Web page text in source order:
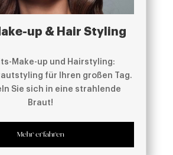
up & Hair Styling
Make-up und Hairstyling:
für Ihren großen Tag.
Sie sich in eine strahlende
Braut!
Mehr erfahren